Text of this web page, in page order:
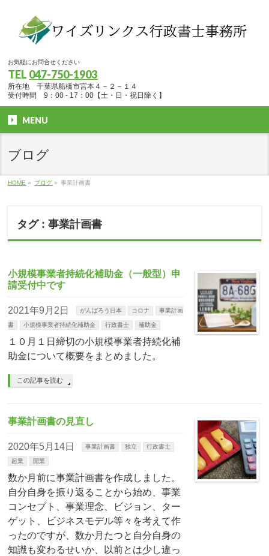
お気軽にお問合せください
TEL 047-750-1903
所在地 千葉県船橋市宮本４－２－１４
受付時間 9：00 - 17：00【土・日・祝日除く】
MENU
ブログ
HOME » ブログ » 事業計画書
タグ : 事業計画書
小規模事業者持続化補助金（一般型）申
請受付中です
2021年9月2日 がんばろう日本 コロナ 事業計画
書 小規模事業者持続化補助金 行政書士 補助金
１０月１日締切の小規模事業者持続化補
助金について概要をまとめました。
この記事を読む
事業計画書の見直し
2020年5月14日 事業計画書 独立 行政書士
起業 開業
数か月前に事業計画書を作成しました。
自分自身を振り返ることから始め、事業
コンセプト、事業理念、ビジョン、ター
ゲット、ビジネスモデル等々を考えて作
ったのですが、数か月たつと自分自身の
知識も変わるせいか、以前とは少し違っ